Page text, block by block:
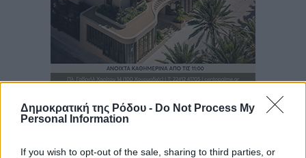
Δημοκρατική της Ρόδου - Do Not Process My
Personal Information
If you wish to opt-out of the sale, sharing to third parties, or